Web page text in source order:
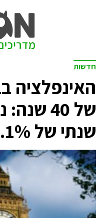
חדשות
האינפלציה
של 40
שנתי של 10.1%